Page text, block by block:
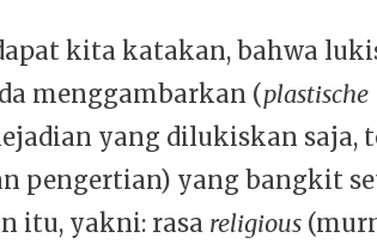
kita katakan, bahwa
menggambarkan (plastische
yang dilukiskan saja,
pengertian) yang bangkit
itu, yakni: rasa religious